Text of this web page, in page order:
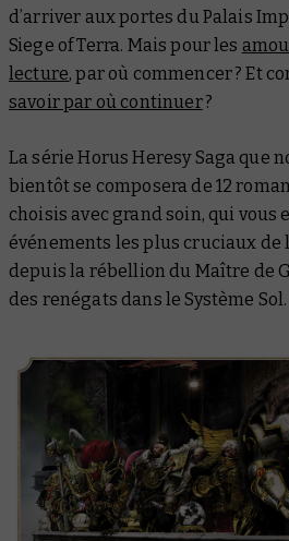
d’arriver aux portes du Palais
Siege of Terra. Mais pour les
lecture, par où commencer ? Et
savoir par où continuer?
La série Horus Heresy Saga que
bientôt se composera de 12
choisis avec grand soin, qui
événements les plus cruciaux de
depuis la rébellion du Maître de
des renégats dans le Système Sol.